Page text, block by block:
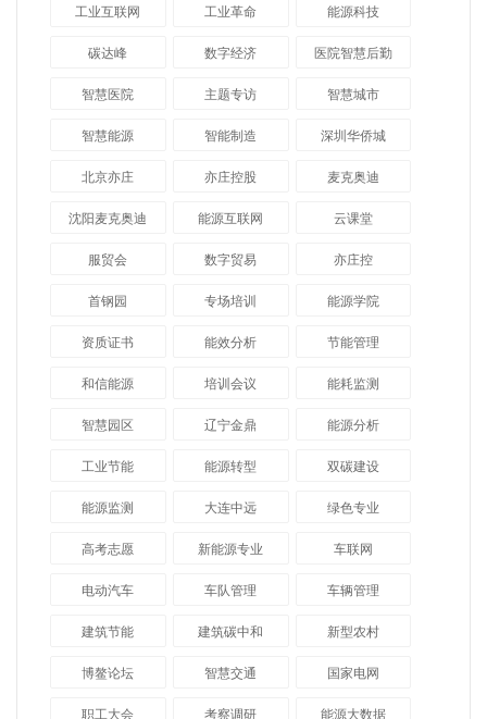
工业互联网 工业革命 能源科技
碳达峰 数字经济 医院智慧后勤
智慧医院 主题专访 智慧城市
​智慧能源 智能制造 深圳华侨城
北京亦庄 亦庄控股 麦克奥迪
沈阳麦克奥迪 能源互联网 云课堂
服贸会 数字贸易 亦庄控
首钢园 专场培训 能源学院
资质证书 能效分析 节能管理
和信能源 培训会议 能耗监测
智慧园区 辽宁金鼎 能源分析
工业节能 能源转型 双碳建设
能源监测 大连中远 绿色专业
高考志愿 新能源专业 车联网
电动汽车 车队管理 车辆管理
建筑节能 建筑碳中和 新型农村
博鳌论坛 智慧交通 国家电网
职工大会 考察调研 能源大数据